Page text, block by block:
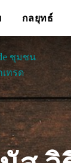
กลยุทธ์